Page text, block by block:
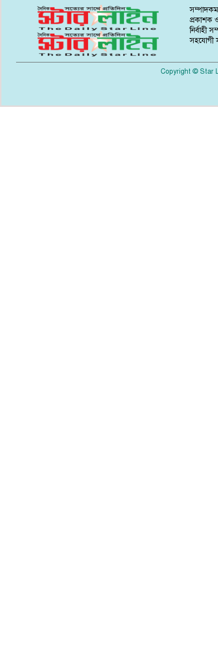
প্রকাশক
নির্বাহী
সহযোগী
Copyright © Star